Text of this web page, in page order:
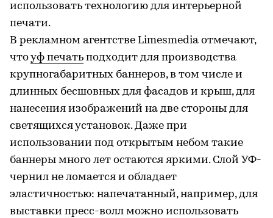
использовать технологию для интерьерной
печати.
В рекламном агентстве Limesmedia отмечают,
чтоуф печать подходит для производства
крупногабаритных баннеров, в том числе и
длинных бесшовных для фасадов и крыш, для
нанесения изображений на две стороны для
светящихся установок. Даже при
использовании под открытым небом такие
баннеры много лет остаются яркими. Слой УФ-
чернил не ломается и обладает
эластичностью: напечатанный, например, для
выставки пресс-волл можно использовать